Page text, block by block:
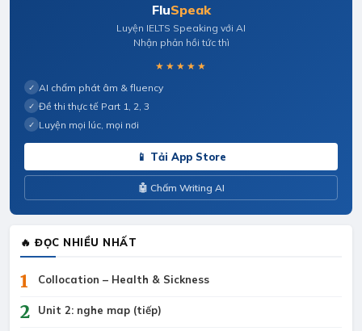
FluSpeak
Luyện IELTS Speaking với AI
Nhận phản hồi tức thì
★★★★★
✓ AI chấm phát âm & fluency
✓ Đề thi thực tế Part 1, 2, 3
✓ Luyện mọi lúc, mọi nơi
📱 Tải App Store
🤖 Chấm Writing AI
🔥 ĐỌC NHIỀU NHẤT
1 Collocation – Health & Sickness
2 Unit 2: nghe map (tiếp)